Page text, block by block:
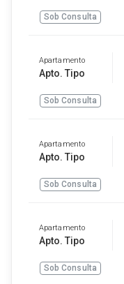
Sob Consulta
Apartamento
Apto. Tipo
Sob Consulta
Apartamento
Apto. Tipo
Sob Consulta
Apartamento
Apto. Tipo
Sob Consulta